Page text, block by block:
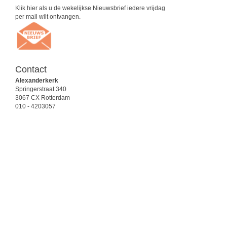
Klik hier als u de wekelijkse Nieuwsbrief iedere vrijdag
per mail wilt ontvangen.
Contact
Alexanderkerk
Springerstraat 340
3067 CX Rotterdam
010 - 4203057